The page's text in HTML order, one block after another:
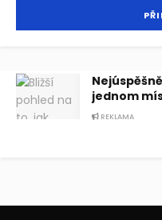
jednom
REKLAMA